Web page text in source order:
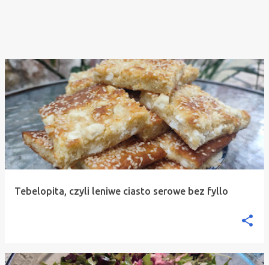
Tebelopita, czyli leniwe ciasto serowe bez fyllo